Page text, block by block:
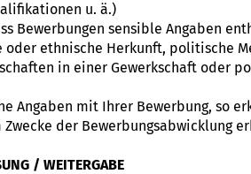
u. ä.)
Bewerbungen sensible Angaben
oder ethnische Herkunft, politische
in einer Gewerkschaft oder
Angaben mit Ihrer Bewerbung, so
Zwecke der Bewerbungsabwicklung
/ WEITERGABE